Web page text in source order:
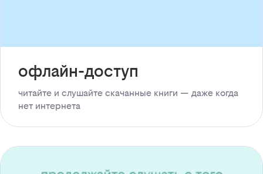
офлайн-доступ
читайте и слушайте скачанные книги — даже когда
нет интернета